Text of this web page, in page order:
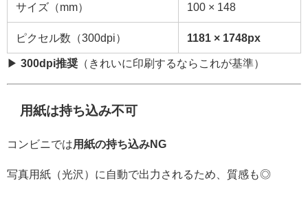
サイズ（mm） 100 × 148
ピクセル数（300dpi） 1181 × 1748px
▶ 300dpi推奨 （きれいに印刷するならこれが基準）
用紙は持ち込み不可
コンビニでは用紙の持ち込みNG
写真用紙（光沢）に自動で出力されるため、質感も◎